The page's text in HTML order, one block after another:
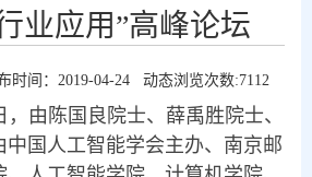
业应用”高峰论坛
时间：2019-04-24 动态浏览次数:7112
，由陈国良院士、薛禹胜院士、
中国人工智能学会主办、南京邮